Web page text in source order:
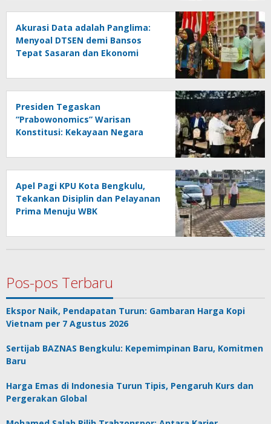
Akurasi Data adalah Panglima:
Menyoal DTSEN demi Bansos
Tepat Sasaran dan Ekonomi
Presiden Tegaskan
“Prabowonomics” Warisan
Konstitusi: Kekayaan Negara
Apel Pagi KPU Kota Bengkulu,
Tekankan Disiplin dan Pelayanan
Prima Menuju WBK
Pos-pos Terbaru
Ekspor Naik, Pendapatan Turun: Gambaran Harga Kopi
Vietnam per 7 Agustus 2026
Sertijab BAZNAS Bengkulu: Kepemimpinan Baru, Komitmen
Baru
Harga Emas di Indonesia Turun Tipis, Pengaruh Kurs dan
Pergerakan Global